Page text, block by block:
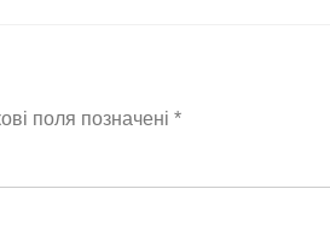
поля позначені *